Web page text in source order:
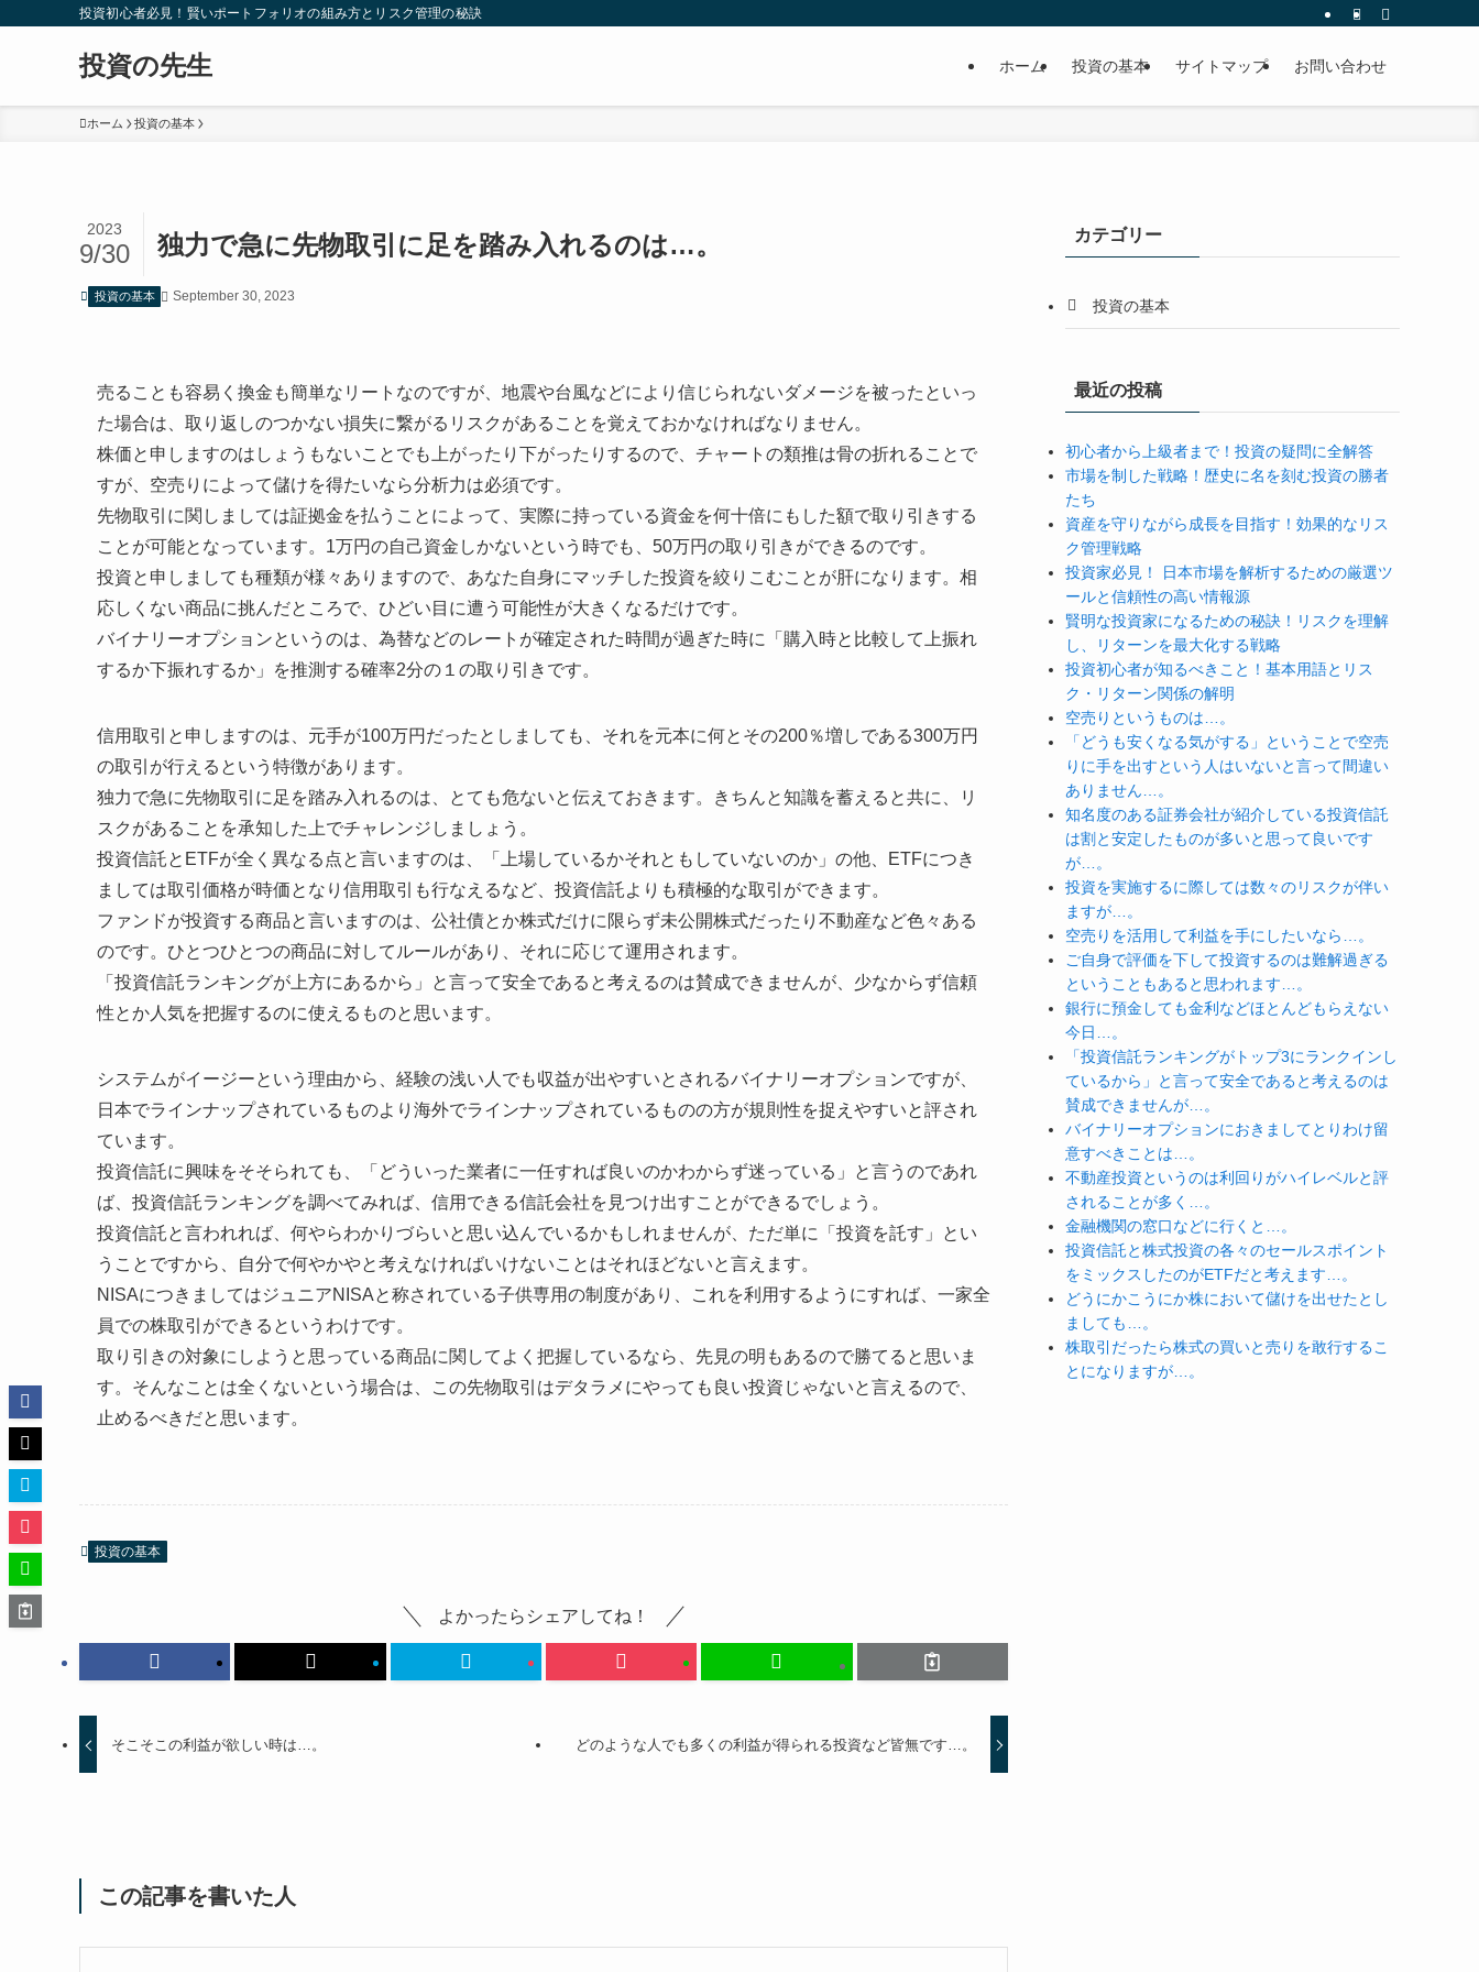
投資初心者必見！賢いポートフォリオの組み方とリスク管理の秘訣
投資の先生 ホーム 投資の基本 サイトマップ お問い合わせ
ホーム 投資の基本
独力で急に先物取引に足を踏み入れるのは…。
2023
9/30
投資の基本 September 30, 2023
売ることも容易く換金も簡単なリートなのですが、地震や台風などにより信じられないダメージを被ったといっ
た場合は、取り返しのつかない損失に繋がるリスクがあることを覚えておかなければなりません。
株価と申しますのはしょうもないことでも上がったり下がったりするので、チャートの類推は骨の折れることで
すが、空売りによって儲けを得たいなら分析力は必須です。
先物取引に関しましては証拠金を払うことによって、実際に持っている資金を何十倍にもした額で取り引きする
ことが可能となっています。1万円の自己資金しかないという時でも、50万円の取り引きができるのです。
投資と申しましても種類が様々ありますので、あなた自身にマッチした投資を絞りこむことが肝になります。相
応しくない商品に挑んだところで、ひどい目に遭う可能性が大きくなるだけです。
バイナリーオプションというのは、為替などのレートが確定された時間が過ぎた時に「購入時と比較して上振れ
するか下振れするか」を推測する確率2分の１の取り引きです。
信用取引と申しますのは、元手が100万円だったとしましても、それを元本に何とその200％増しである300万円
の取引が行えるという特徴があります。
独力で急に先物取引に足を踏み入れるのは、とても危ないと伝えておきます。きちんと知識を蓄えると共に、リ
スクがあることを承知した上でチャレンジしましょう。
投資信託とETFが全く異なる点と言いますのは、「上場しているかそれともしていないのか」の他、ETFにつき
ましては取引価格が時価となり信用取引も行なえるなど、投資信託よりも積極的な取引ができます。
ファンドが投資する商品と言いますのは、公社債とか株式だけに限らず未公開株式だったり不動産など色々ある
のです。ひとつひとつの商品に対してルールがあり、それに応じて運用されます。
「投資信託ランキングが上方にあるから」と言って安全であると考えるのは賛成できませんが、少なからず信頼
性とか人気を把握するのに使えるものと思います。
システムがイージーという理由から、経験の浅い人でも収益が出やすいとされるバイナリーオプションですが、
日本でラインナップされているものより海外でラインナップされているものの方が規則性を捉えやすいと評され
ています。
投資信託に興味をそそられても、「どういった業者に一任すれば良いのかわからず迷っている」と言うのであれ
ば、投資信託ランキングを調べてみれば、信用できる信託会社を見つけ出すことができるでしょう。
投資信託と言われれば、何やらわかりづらいと思い込んでいるかもしれませんが、ただ単に「投資を託す」とい
うことですから、自分で何やかやと考えなければいけないことはそれほどないと言えます。
NISAにつきましてはジュニアNISAと称されている子供専用の制度があり、これを利用するようにすれば、一家全
員での株取引ができるというわけです。
取り引きの対象にしようと思っている商品に関してよく把握しているなら、先見の明もあるので勝てると思いま
す。そんなことは全くないという場合は、この先物取引はデタラメにやっても良い投資じゃないと言えるので、
止めるべきだと思います。
投資の基本
よかったらシェアしてね！
そこそこの利益が欲しい時は…。 どのような人でも多くの利益が得られる投資など皆無です…。
この記事を書いた人
カテゴリー
投資の基本
最近の投稿
初心者から上級者まで！投資の疑問に全解答
市場を制した戦略！歴史に名を刻む投資の勝者
たち
資産を守りながら成長を目指す！効果的なリス
ク管理戦略
投資家必見！ 日本市場を解析するための厳選ツ
ールと信頼性の高い情報源
賢明な投資家になるための秘訣！リスクを理解
し、リターンを最大化する戦略
投資初心者が知るべきこと！基本用語とリス
ク・リターン関係の解明
空売りというものは…。
「どうも安くなる気がする」ということで空売
りに手を出すという人はいないと言って間違い
ありません…。
知名度のある証券会社が紹介している投資信託
は割と安定したものが多いと思って良いです
が…。
投資を実施するに際しては数々のリスクが伴い
ますが…。
空売りを活用して利益を手にしたいなら…。
ご自身で評価を下して投資するのは難解過ぎる
ということもあると思われます…。
銀行に預金しても金利などほとんどもらえない
今日…。
「投資信託ランキングがトップ3にランクインし
ているから」と言って安全であると考えるのは
賛成できませんが…。
バイナリーオプションにおきましてとりわけ留
意すべきことは…。
不動産投資というのは利回りがハイレベルと評
されることが多く…。
金融機関の窓口などに行くと…。
投資信託と株式投資の各々のセールスポイント
をミックスしたのがETFだと考えます…。
どうにかこうにか株において儲けを出せたとし
ましても…。
株取引だったら株式の買いと売りを敢行するこ
とになりますが…。